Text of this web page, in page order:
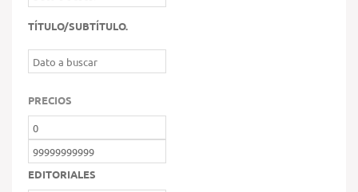
TÍTULO/SUBTÍTULO.
PRECIOS
EDITORIALES